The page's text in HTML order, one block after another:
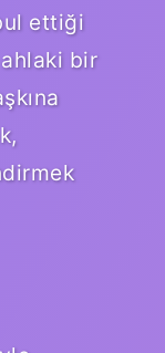
ettiği
bir